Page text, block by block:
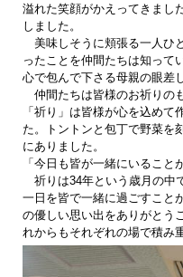
溢れた笑顔がかえってきまし
しました。
美味しそうに頬張る一人ひ
ったことを仲間たちは知って
心で包んで下さる母親の眼差
仲間たちは皆様のお祈りの
「祈り」は皆様が心を込め
た。トントンと包丁で野菜を
にありました。
「今日も皆が一緒にいること
祈りは34年という歳月の中
一日を皆で一緒に過ごすこと
の優しい思い出をありがとう
れからもそれぞれの場で積み